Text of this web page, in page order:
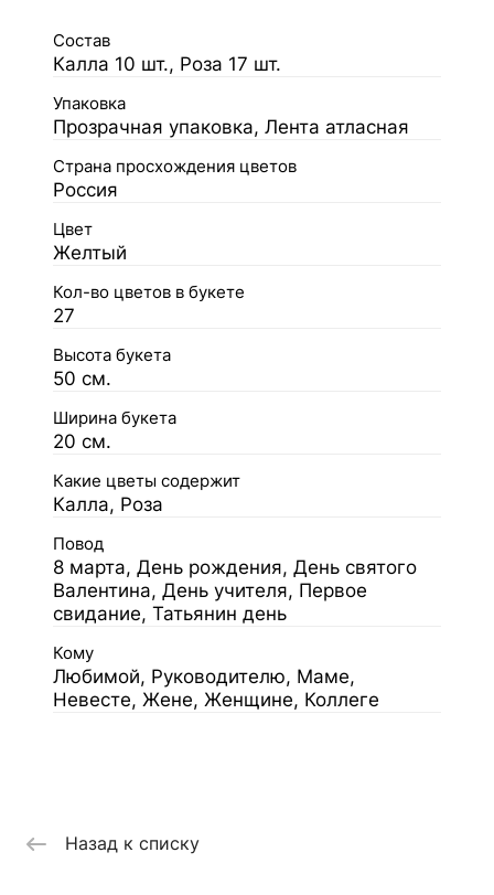
Состав
Калла 10 шт., Роза 17 шт.
Упаковка
Прозрачная упаковка, Лента атласная
Страна просхождения цветов
Россия
Цвет
Желтый
Кол-во цветов в букете
27
Высота букета
50 см.
Ширина букета
20 см.
Какие цветы содержит
Калла, Роза
Повод
8 марта, День рождения, День святого
Валентина, День учителя, Первое
свидание, Татьянин день
Кому
Любимой, Руководителю, Маме,
Невесте, Жене, Женщине, Коллеге
Назад к списку